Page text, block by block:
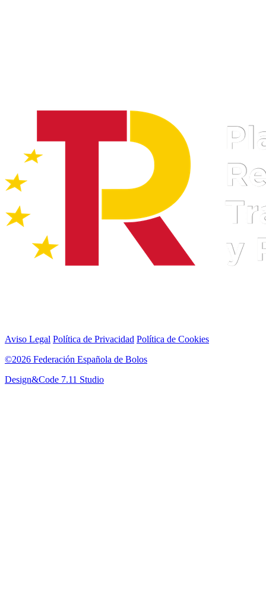
Aviso Legal Política de Privacidad Política de Cookies
©2026 Federación Española de Bolos
Design&Code 7.11 Studio